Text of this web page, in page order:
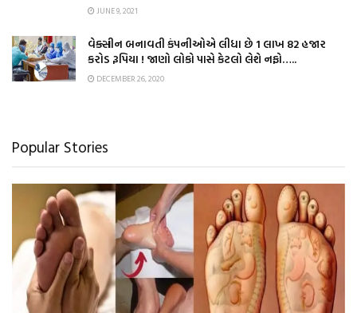
JUNE 9, 2021
વેક્સીન બનાવતી કંપનીઓએ લીધા છે 1 લાખ 82 હજાર
કરોડ રૂપિયા ! જાણો લોકો પાસે કેટલો લેશે નફો…..
DECEMBER 26, 2020
Popular Stories